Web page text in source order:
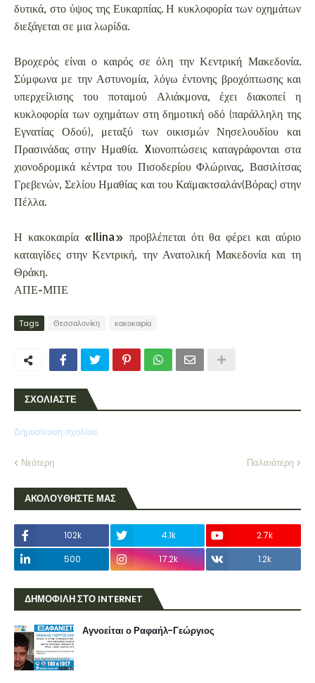
δυτικά, στο ύψος της Ευκαρπίας. Η κυκλοφορία των οχημάτων
διεξάγεται σε μια λωρίδα.
Βροχερός είναι ο καιρός σε όλη την Κεντρική Μακεδονία.
Σύμφωνα με την Αστυνομία, λόγω έντονης βροχόπτωσης και
υπερχείλισης του ποταμού Αλιάκμονα, έχει διακοπεί η
κυκλοφορία των οχημάτων στη δημοτική οδό (παράλληλη της
Εγνατίας Οδού), μεταξύ των οικισμών Νησελουδίου και
Πρασινάδας στην Ημαθία. Xιονοπτώσεις καταγράφονται στα
χιονοδρομικά κέντρα του Πισοδερίου Φλώρινας, Βασιλίτσας
Γρεβενών, Σελίου Ημαθίας και του Καϊμακτσαλάν(Βόρας) στην
Πέλλα.
Η κακοκαιρία «Ilina» προβλέπεται ότι θα φέρει και αύριο
καταιγίδες στην Κεντρική, την Ανατολική Μακεδονία και τη
Θράκη.
ΑΠΕ-ΜΠΕ
Tags Θεσσαλονίκη κακοκαιρία
ΣΧΟΛΙΑΣΤΕ
Δημοσίευση σχολίου
Νεότερη Παλαιότερη
ΑΚΟΛΟΥΘΗΣΤΕ ΜΑΣ
102k 4.1k
2.7k
500
17.2k 1.2k
ΔΗΜΟΦΙΛΗ ΣΤΟ INTERNET
Αγνοείται ο Ραφαήλ-Γεώργιος